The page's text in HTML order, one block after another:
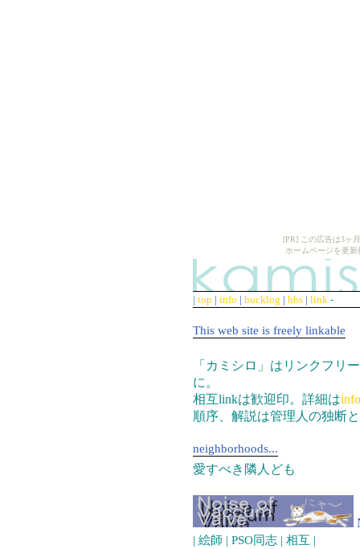
[PR] この広告は3ヶ
ホームページを更
| top | info | bucklog | bbs | link -
This web site is freely linkable
「カミシロ」はリンクフリ
に。
相互linkは歓迎印。詳細はinfo
順序、解説は管理人の独断
neighborhoods...
愛すべき隣人ども
| 絵師 | PSO同志 | 相互 |